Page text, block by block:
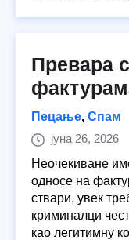
Превара
Пецање, Спам
јуна 26, 2026
Неочекиване
односе на
ствари, увек
криминалци
као легитимну